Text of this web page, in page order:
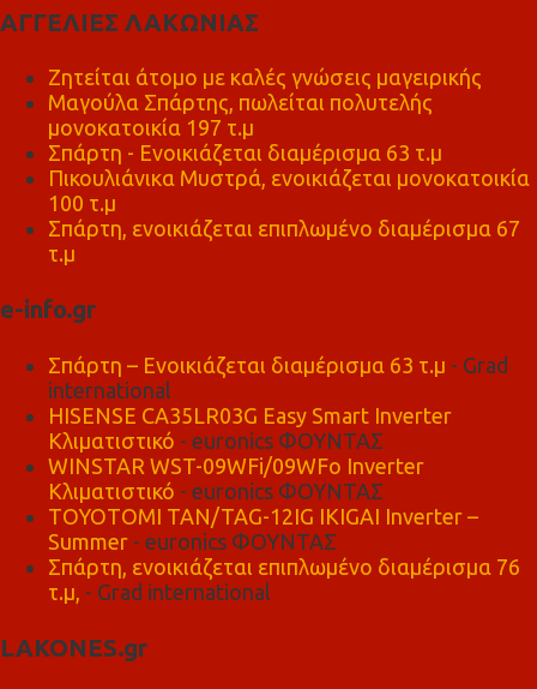
ΑΓΓΕΛΙΕΣ ΛΑΚΩΝΙΑΣ
Ζητείται άτομο με καλές γνώσεις μαγειρικής
Μαγούλα Σπάρτης, πωλείται πολυτελής
μονοκατοικία 197 τ.μ
Σπάρτη - Ενοικιάζεται διαμέρισμα 63 τ.μ
Πικουλιάνικα Μυστρά, ενοικιάζεται μονοκατοικία
100 τ.μ
Σπάρτη, ενοικιάζεται επιπλωμένο διαμέρισμα 67
τ.μ
e-info.gr
Σπάρτη – Ενοικιάζεται διαμέρισμα 63 τ.μ - Grad
international
HISENSE CA35LR03G Easy Smart Inverter
Κλιματιστικό - euronics ΦΟΥΝΤΑΣ
WINSTAR WST-09WFi/09WFo Inverter
Κλιματιστικό - euronics ΦΟΥΝΤΑΣ
TOYOTOMI TAN/TAG-12IG IKIGAI Inverter –
Summer - euronics ΦΟΥΝΤΑΣ
Σπάρτη, ενοικιάζεται επιπλωμένο διαμέρισμα 76
τ.μ, - Grad international
LAKONES.gr